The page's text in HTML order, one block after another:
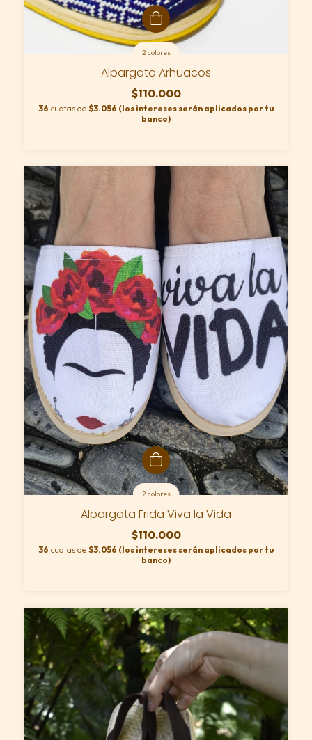
2 colores
Alpargata Arhuacos
$110.000
36 cuotas de $3.056 (los intereses serán aplicados por tu
banco)
2 colores
Alpargata Frida Viva la Vida
$110.000
36 cuotas de $3.056 (los intereses serán aplicados por tu
banco)